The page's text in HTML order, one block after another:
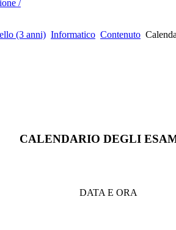
/
(3 anni) Informatico Contenuto
CALENDARIO DEGLI
DATA E ORA